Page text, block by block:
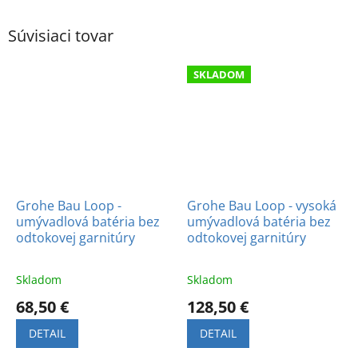
Súvisiaci tovar
Grohe Bau Loop -
umývadlová batéria bez
odtokovej garnitúry
Skladom
68,50 €
DETAIL
SKLADOM
Grohe Bau Loop - vysoká
umývadlová batéria bez
odtokovej garnitúry
Skladom
128,50 €
DETAIL